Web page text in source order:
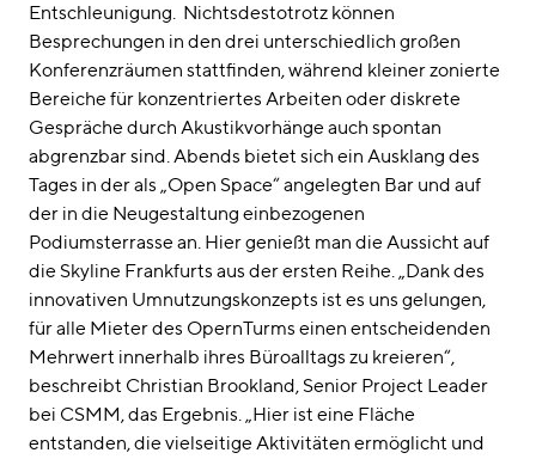
Entschleunigung. Nichtsdestotrotz können
Besprechungen in den drei unterschiedlich großen
Konferenzräumen stattfinden, während kleiner zonierte
Bereiche für konzentriertes Arbeiten oder diskrete
Gespräche durch Akustikvorhänge auch spontan
abgrenzbar sind. Abends bietet sich ein Ausklang des
Tages in der als „Open Space“ angelegten Bar und auf
der in die Neugestaltung einbezogenen
Podiumsterrasse an. Hier genießt man die Aussicht auf
die Skyline Frankfurts aus der ersten Reihe. „Dank des
innovativen Umnutzungskonzepts ist es uns gelungen,
für alle Mieter des OpernTurms einen entscheidenden
Mehrwert innerhalb ihres Büroalltags zu kreieren“,
beschreibt Christian Brookland, Senior Project Leader
bei CSMM, das Ergebnis. „Hier ist eine Fläche
entstanden, die vielseitige Aktivitäten ermöglicht und